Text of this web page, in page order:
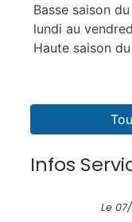
Basse saison
lundi au
Haute saison
Infos